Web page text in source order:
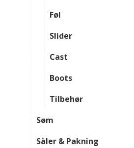
Føl
Slider
Cast
Boots
Tilbehør
Søm
Såler & Pakning